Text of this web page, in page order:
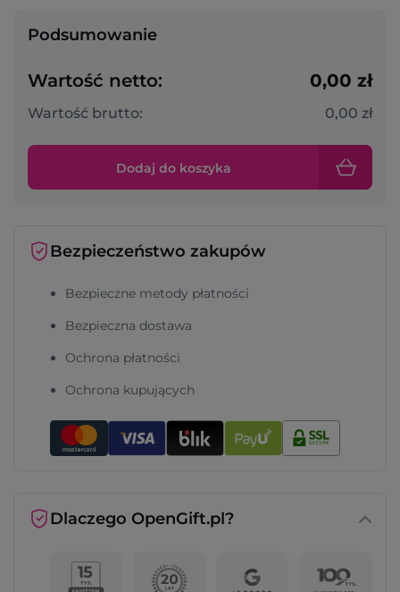
Podsumowanie
Wartość netto: 0,00 zł
Wartość brutto: 0,00 zł
Dodaj do koszyka
Bezpieczeństwo zakupów
Bezpieczne metody płatności
Bezpieczna dostawa
Ochrona płatności
Ochrona kupujących
Dlaczego OpenGift.pl?